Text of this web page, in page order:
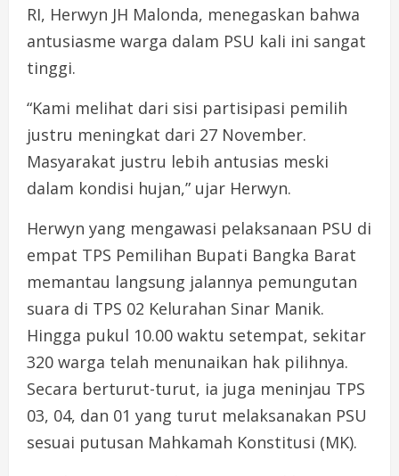
RI, Herwyn JH Malonda, menegaskan bahwa
antusiasme warga dalam PSU kali ini sangat
tinggi.
“Kami melihat dari sisi partisipasi pemilih
justru meningkat dari 27 November.
Masyarakat justru lebih antusias meski
dalam kondisi hujan,” ujar Herwyn.
Herwyn yang mengawasi pelaksanaan PSU di
empat TPS Pemilihan Bupati Bangka Barat
memantau langsung jalannya pemungutan
suara di TPS 02 Kelurahan Sinar Manik.
Hingga pukul 10.00 waktu setempat, sekitar
320 warga telah menunaikan hak pilihnya.
Secara berturut-turut, ia juga meninjau TPS
03, 04, dan 01 yang turut melaksanakan PSU
sesuai putusan Mahkamah Konstitusi (MK).